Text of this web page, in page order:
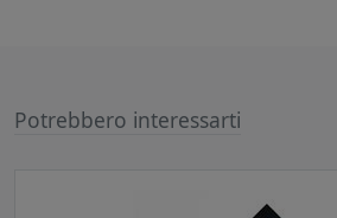
Potrebbero interessarti